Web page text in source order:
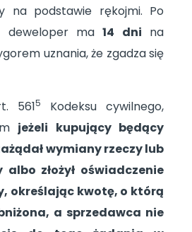
na podstawie rękojmi. Po
deweloper ma14 dni na
uznania, że zgadza się
5615
Kodeksu cywilnego,
jeżeli kupujący będący
wymiany rzeczy lub
złożył oświadczenie
określając kwotę, o którą
a sprzedawca nie